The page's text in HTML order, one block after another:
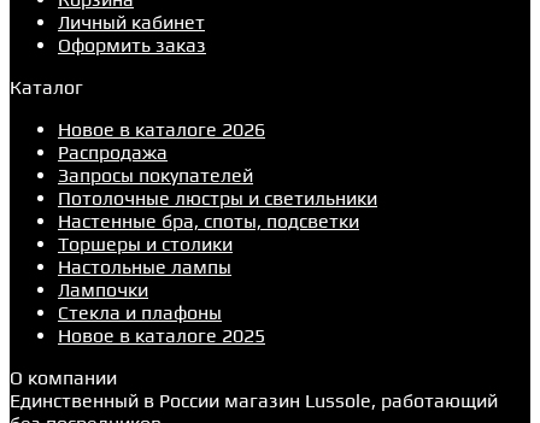
Личный кабинет
Оформить заказ
Каталог
Новое в каталоге 2026
Распродажа
Запросы покупателей
Потолочные люстры и светильники
Настенные бра, споты, подсветки
Торшеры и столики
Настольные лампы
Лампочки
Стекла и плафоны
Новое в каталоге 2025
О компании
Единственный в России магазин Lussole, работающий